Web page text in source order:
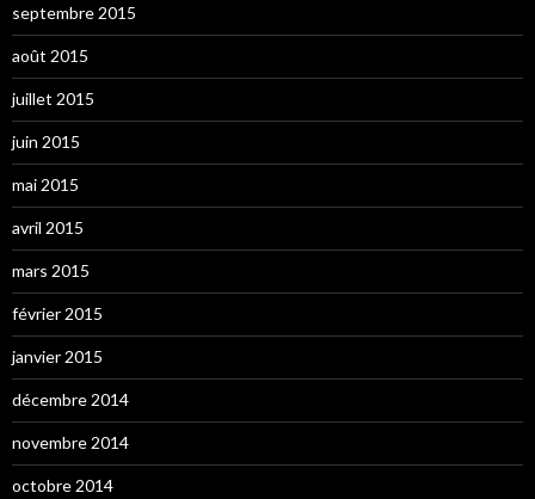
septembre 2015
août 2015
juillet 2015
juin 2015
mai 2015
avril 2015
mars 2015
février 2015
janvier 2015
décembre 2014
novembre 2014
octobre 2014